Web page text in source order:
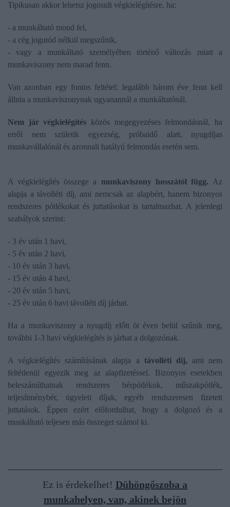
Tipikusan akkor lehetsz jogosult végkielégítésre, ha:
- a munkáltató mond fel,
- a cég jogutód nélkül megszűnik,
- vagy a munkáltató személyében történő változás miatt a
munkaviszony nem marad fenn.
Van azonban egy fontos feltétel: legalább három éve fenn kell
állnia a munkaviszonynak ugyanannál a munkáltatónál.
Nem jár végkielégítés közös megegyezéses felmondásnál, ha
erről nem születik egyezség, próbaidő alatt, nyugdíjas
munkavállalónál és azonnali hatályú felmondás esetén sem.
A végkielégítés összege a munkaviszony hosszától függ.
Az
alapja a távolléti díj, ami nemcsak az alapbért, hanem bizonyos
rendszeres pótlékokat és juttatásokat is tartalmazhat. A jelenlegi
szabályok szerint:
- 3 év után 1 havi,
- 5 év után 2 havi,
- 10 év után 3 havi,
- 15 év után 4 havi,
- 20 év után 5 havi,
- 25 év után 6 havi távolléti díj járhat.
Ha a munkaviszony a nyugdíj előtt öt éven belül szűnik meg,
további 1-3 havi végkielégítés is járhat a dolgozónak.
A végkielégítés számításának alapja a távolléti díj, ami nem
feltétlenül egyezik meg az alapfizetéssel. Bizonyos esetekben
beleszámíthatnak rendszeres bérpótlékok, műszakpótlék,
teljesítménybér, ügyeleti díjak, egyéb rendszeresen fizetett
juttatások. Éppen ezért előfordulhat, hogy a dolgozó és a
munkáltató teljesen más összeget számol ki.
Ez is érdekelhet! Dühöngőszoba a
munkahelyen, van, akinek bejön